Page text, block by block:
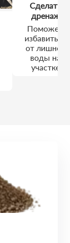
Сделать
дренаж
Поможем
избавиться
от лишней
воды на
участке